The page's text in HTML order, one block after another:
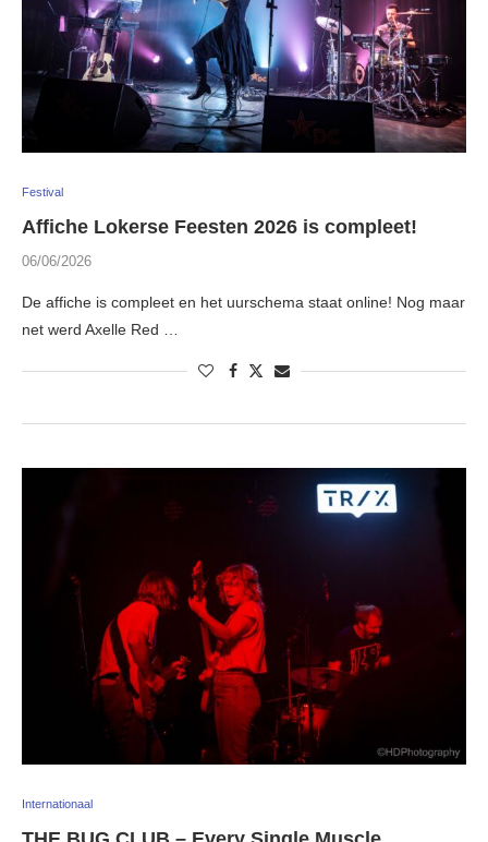
Festival
Affiche Lokerse Feesten 2026 is compleet!
06/06/2026
De affiche is compleet en het uurschema staat online! Nog maar
net werd Axelle Red …
Internationaal